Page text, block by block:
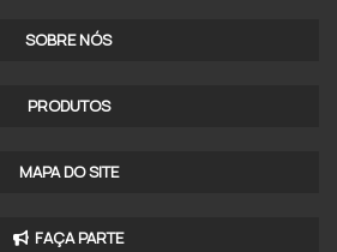
SOBRE NÓS
PRODUTOS
MAPA DO SITE
FAÇA PARTE